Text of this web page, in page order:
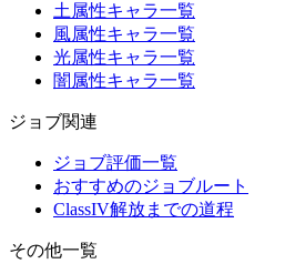
土属性キャラ一覧
風属性キャラ一覧
光属性キャラ一覧
闇属性キャラ一覧
ジョブ関連
ジョブ評価一覧
おすすめのジョブルート
ClassIV解放までの道程
その他一覧